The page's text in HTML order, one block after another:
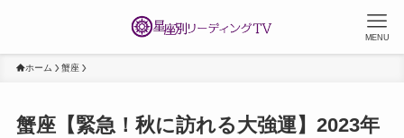
MENU
ホーム 蟹座
蟹座【緊急！秋に訪れる大強運】2023年